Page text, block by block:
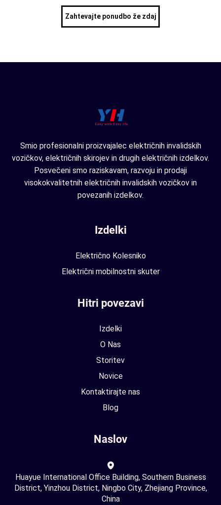
Zahtevajte ponudbo že zdaj
Smio profesionalni proizvajalec električnih invalidskih
vozičkov, električnih skirojev in drugih električnih izdelkov.
Posvečeni smo raziskavam, razvoju in prodaji
visokokvalitetnih električnih invalidskih vozičkov in
povezanih izdelkov.
Izdelki
Električno Kolesniko
Električni mobilnostni skuter
Hitri povezavi
Izdelki
O Nas
Storitev
Novice
Kontaktirajte nas
Blog
Naslov
Huayue International Office Building, Southern Business
District, Yinzhou District, Ningbo City, Zhejiang Province,
China